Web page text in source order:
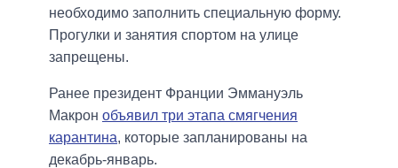
необходимо заполнить специальную форму.
Прогулки и занятия спортом на улице
запрещены.
Ранее президент Франции Эммануэль
Макрон объявил три этапа смягчения
карантина, которые запланированы на
декабрь-январь.